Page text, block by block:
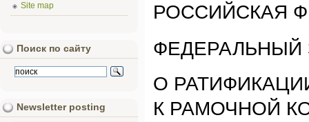
РОССИЙСКАЯ
ФЕДЕРАЛЬНЫЙ
О
К РАМОЧНОЙ
Site map
Поиск по сайту
Newsletter posting